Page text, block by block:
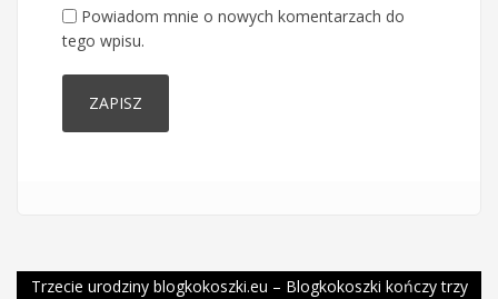
Powiadom mnie o nowych komentarzach do
tego wpisu.
Trzecie urodziny blogkokoszki.eu – Blogkokoszki kończy trzy